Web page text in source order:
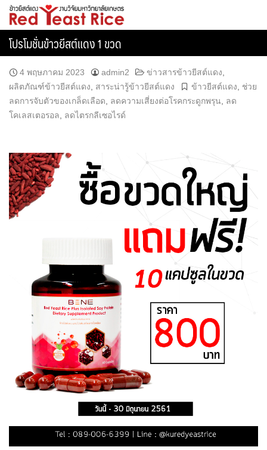
Skipข้าวยีสต์แดง
โปรโมชั่นข้าวยีสต์แดง 1 ขวด
4 พฤษภาคม 2023 admin2 ข่าวสารข้าวยีสต์แดง
ผลิตภัณฑ์ข้าวยีสต์แดง
สาระน่ารู้ข้าวยีสต์แดง ข้าวยีสต์แดง
ช่วย
ลดการจับตัวของเกล็ดเลือด
ลดความเสี่ยงต่อโรคกระดูกพรุน
ลด
โคเลสเตอรอล
ลดไตรกลีเซอไรด์